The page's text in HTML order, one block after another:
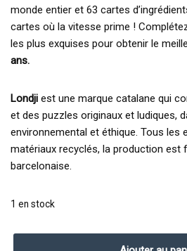
monde entier et 63 cartes
cartes où la vitesse prime !
les plus exquises pour obtenir le
ans.
Londji est une marque catalane qui
et des puzzles originaux et ludiques,
environnemental et éthique. Tous les
matériaux recyclés, la production est
barcelonaise.
1 en stock